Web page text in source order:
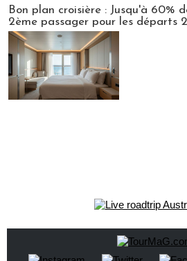
Bon plan croisière : Jusqu'à 60%
2ème passager pour les départs